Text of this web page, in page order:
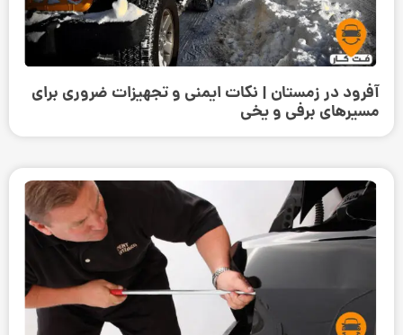
آفرود در زمستان | نکات ایمنی و تجهیزات ضروری برای
مسیرهای برفی و یخی